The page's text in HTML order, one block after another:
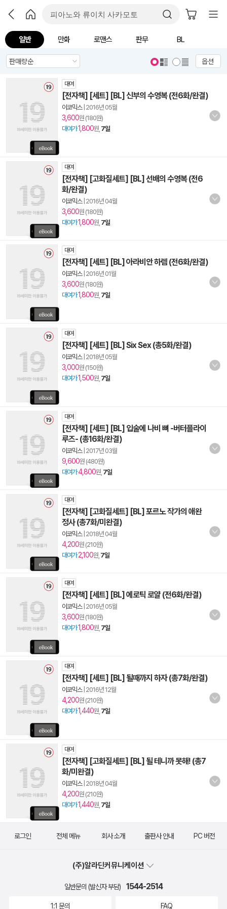
일반 만화 로맨스 판무 BL
옵션
대여
[전자책] [세트] [BL] 신부의 수영복 (전6화/완결)
이코믹스| 2016년 05월
3,600원 (180원)
대여가1,800원, 7일
대여
[전자책] [고화질세트] [BL] 선배의 수영복 (전6
화/완결)
이코믹스| 2016년 04월
3,600원 (180원)
대여가1,800원, 7일
대여
[전자책] [세트] [BL] 아라비안 하렘 (전6화/완결)
이코믹스| 2016년 01월
3,600원 (180원)
대여가1,800원, 7일
대여
[전자책] [세트] [BL] Six Sex (총5화/완결)
이코믹스| 2018년 05월
3,000원 (150원)
대여가1,500원, 7일
대여
[전자책] [세트] [BL] 입술에 나비 뼈 -버터플라이
루즈- (총16화/완결)
이코믹스| 2017년 03월
9,600원 (480원)
대여가4,800원, 7일
대여
[전자책] [고화질세트] [BL] 포르노 작가의 애완
정사 (총7화/미완결)
이코믹스| 2018년 04월
4,200원 (210원)
대여가 2,100원, 7일
대여
[전자책] [세트] [BL] 에로틱 로얄 (전6화/완결)
이코믹스| 2016년 05월
3,600원 (180원)
대여가1,800원, 7일
대여
[전자책] [세트] [BL] 될때까지 하자 (총7화/완결)
이코믹스| 2016년 12월
4,200원 (210원)
대여가1,440원, 7일
대여
[전자책] [고화질세트] [BL] 될 테니까 못해! (총7
화/미완결)
이코믹스| 2018년 04월
4,200원 (210원)
대여가1,440원, 7일
로그인 전체 메뉴 회사 소개 출판사 안내 PC 버전
(주)알라딘커뮤니케이션
일반문의 (발신자 부담) 1544-2514
1:1 문의 FAQ